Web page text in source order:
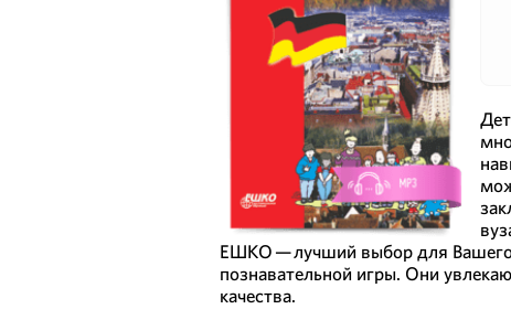
ЕШКО — лучший выбор для Вашего
познавательной игры. Они
качества.